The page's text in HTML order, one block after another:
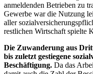
anmeldenden Betrieben zu
Gewerbe war die Nutzung
aller
restlichen Wirtschaft spielte
Die Zuwanderung aus
bis zuletzt gestiegene
Beschäftigung. Da das